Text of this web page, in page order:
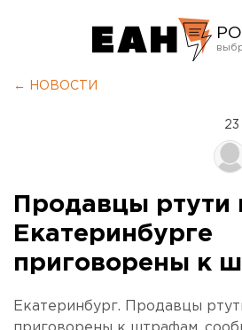
← НОВОСТИ
Продавцы ртути
Екатеринбурге
приговорены к
Екатеринбург. Продавцы